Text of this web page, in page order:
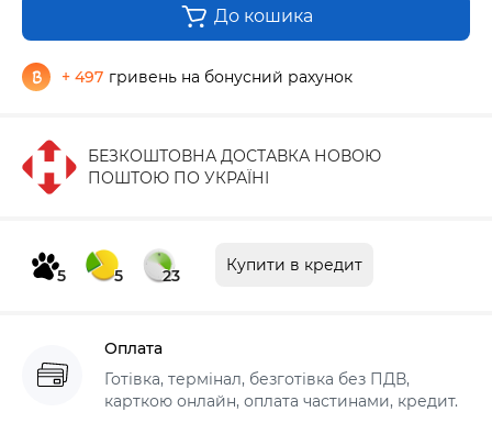
До кошика
+ 497 гривень на бонусний рахунок
БЕЗКОШТОВНА ДОСТАВКА НОВОЮ
ПОШТОЮ ПО УКРАЇНІ
5 5 23
Купити в кредит
Оплата
Готівка, термінал, безготівка без ПДВ,
карткою онлайн, оплата частинами, кредит.